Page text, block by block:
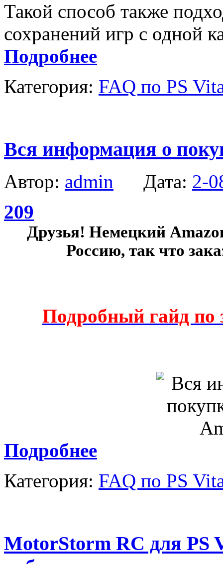
Такой способ также
сохранений игр с одной
Подробнее
Категория: FAQ по PS
Вся информация о
Автор: admin Дата: 2-
209
Друзья! Немецкий
Россию, так что
Подробный гайд по
Подробнее
Категория: FAQ по PS
MotorStorm RC для PS